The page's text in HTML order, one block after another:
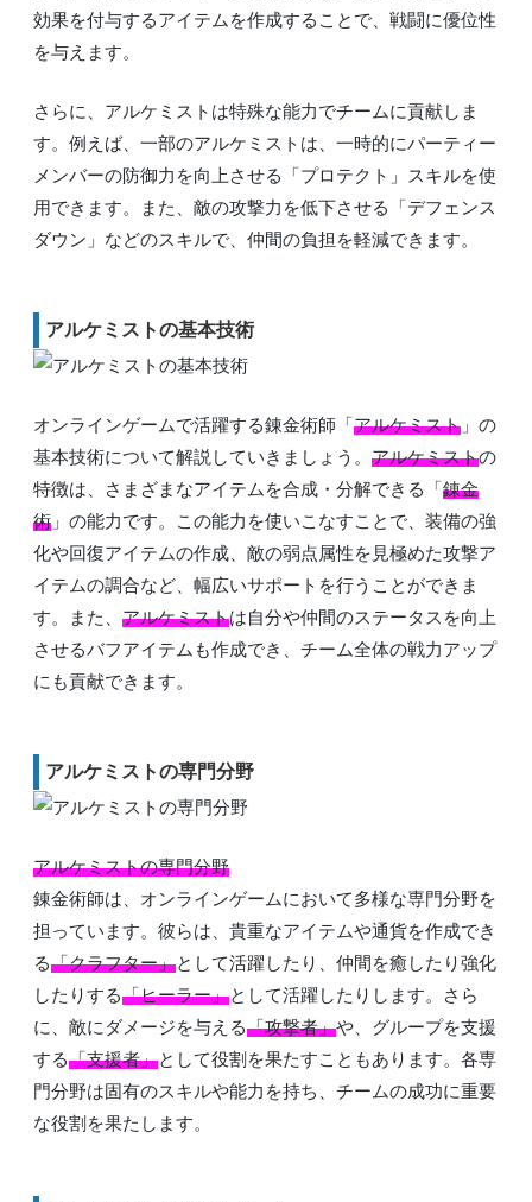
効果を付与するアイテムを作成することで、戦闘に優位性
を与えます。
さらに、アルケミストは特殊な能力でチームに貢献しま
す。例えば、一部のアルケミストは、一時的にパーティー
メンバーの防御力を向上させる「プロテクト」スキルを使
用できます。また、敵の攻撃力を低下させる「デフェンス
ダウン」などのスキルで、仲間の負担を軽減できます。
アルケミストの基本技術
オンラインゲームで活躍する錬金術師「アルケミスト 」の
基本技術について解説していきましょう。 アルケミストの
特徴は、さまざまなアイテムを合成・分解できる「錬金
術 」の能力です。この能力を使いこなすことで、装備の強
化や回復アイテムの作成、敵の弱点属性を見極めた攻撃ア
イテムの調合など、幅広いサポートを行うことができま
す。また、 アルケミストは自分や仲間のステータスを向上
させるバフアイテムも作成でき、チーム全体の戦力アップ
にも貢献できます。
アルケミストの専門分野
アルケミストの専門分野
錬金術師は、オンラインゲームにおいて多様な専門分野を
担っています。彼らは、貴重なアイテムや通貨を作成でき
る「クラフター」として活躍したり、仲間を癒したり強化
したりする「ヒーラー」として活躍したりします。さら
に、敵にダメージを与える「攻撃者」や、グループを支援
する「支援者」として役割を果たすこともあります。各専
門分野は固有のスキルや能力を持ち、チームの成功に重要
な役割を果たします。